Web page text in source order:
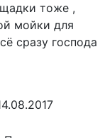
тоже ,
мойки для
сразу господа